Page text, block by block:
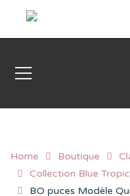
Home Boutique
Collection Blue Tropic
BO puces Modèle